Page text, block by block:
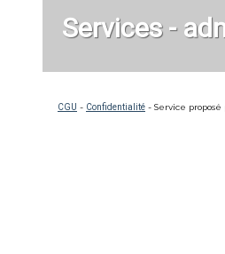
Services -
CGU - Confidentialité - Service proposé